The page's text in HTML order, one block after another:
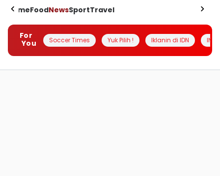
HomeFoodNewsSportTravel
For
You
Soccer Times Yuk Pilih ! Iklanin di IDN